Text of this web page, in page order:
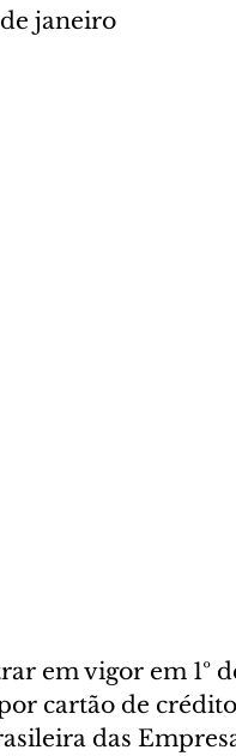
janeiro
em vigor em 1º
cartão de
das